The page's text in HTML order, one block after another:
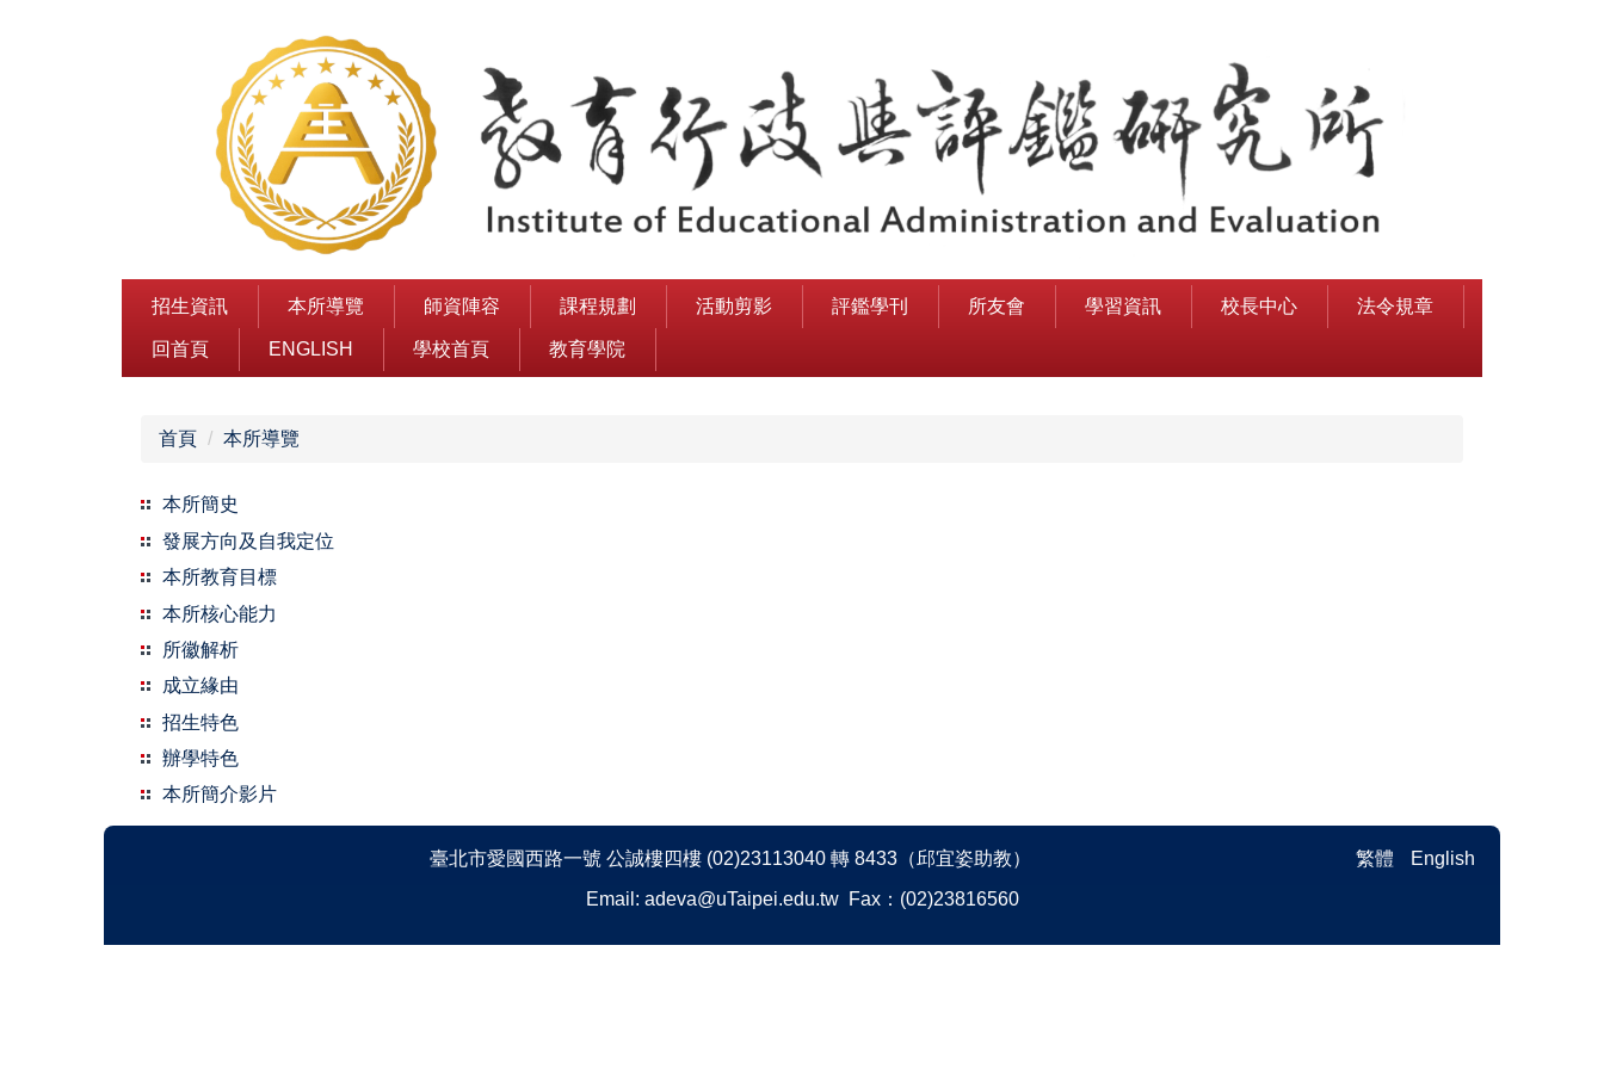
招生資訊 本所導覽 師資陣容 課程規劃 活動剪影 評鑑學刊 所友會 學習資訊 校長中心 法令規章
回首頁 ENGLISH 學校首頁 教育學院
首頁 本所導覽
本所簡史
發展方向及自我定位
本所教育目標
本所核心能力
所徽解析
成立緣由
招生特色
辦學特色
本所簡介影片
繁體 English
臺北市愛國西路一號 公誠樓四樓 (02)23113040 轉 8433（邱宜姿助教）
Email: adeva@uTaipei.edu.twFax：(02)23816560